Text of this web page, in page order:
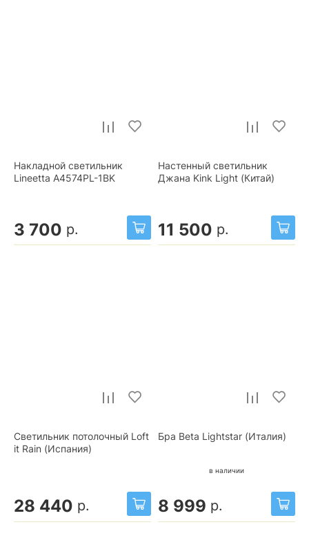
Накладной светильник
Lineetta A4574PL-1BK
3 700 р.
Настенный светильник
Джана Kink Light (Китай)
11 500 р.
Светильник потолочный Loft
it Rain (Испания)
28 440 р.
Бра Beta Lightstar (Италия)
в наличии
8 999 р.